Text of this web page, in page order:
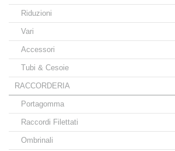
Riduzioni
Vari
Accessori
Tubi & Cesoie
RACCORDERIA
Portagomma
Raccordi Filettati
Ombrinali